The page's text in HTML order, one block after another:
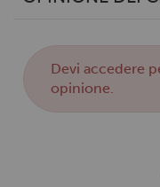
Deviaccedere
opinione.